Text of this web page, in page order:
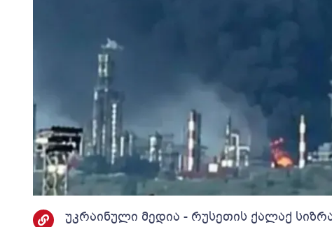
უკრაინული მედია - რუსეთის ქალაქ